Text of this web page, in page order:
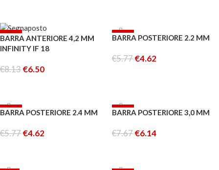
-20%
ESAURITO
BARRA ANTERIORE 4,2 MM
INFINITY IF 18
€8.13€6.50
-20%
BARRA POSTERIORE 2.2 MM
€5.77€4.62
-20%
BARRA POSTERIORE 2.4 MM
€5.77€4.62
-20%
BARRA POSTERIORE 3,0 MM
€7.67€6.14